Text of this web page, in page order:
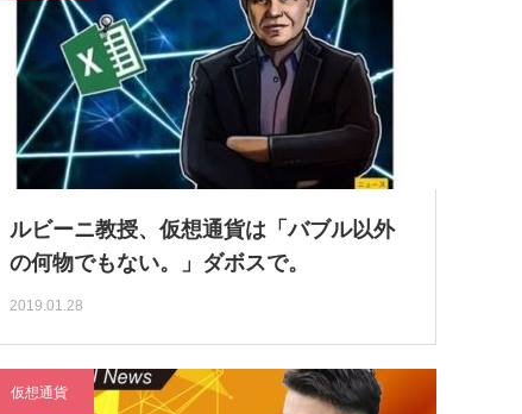
ルビーニ教授、仮想通貨は「バブル以外
の何物でもない。」ダボスで。
2019.01.28
仮想通貨